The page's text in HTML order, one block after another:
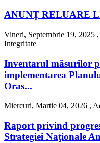
ANUNŢ RELUARE
Vineri, Septembrie 19, 2025 ,
Integritate
Inventarul măsurilor
implementarea
Oras...
Miercuri, Martie 04, 2026 ,
Raport privind
Strategiei Naţionale